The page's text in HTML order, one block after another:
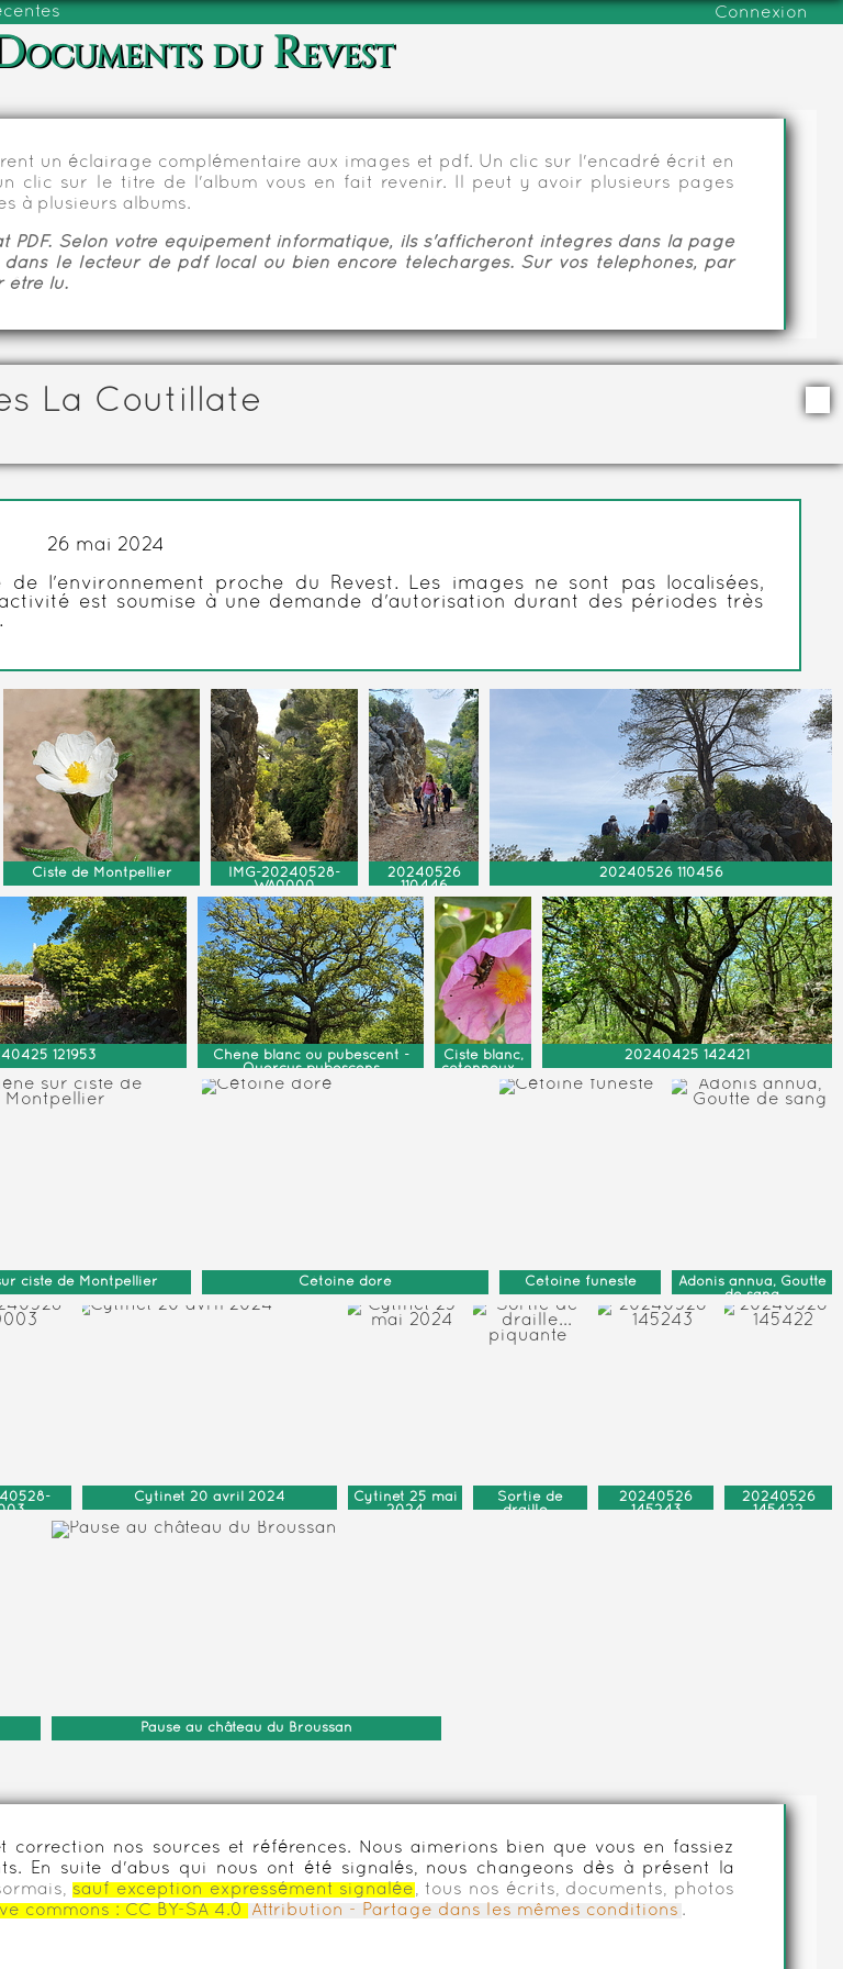
Connexion
du Revest
un éclairage complémentaire aux images et pdf. Un clic sur l'encadré écrit en
clic sur le titre de l'album vous en fait revenir. Il peut y avoir plusieurs pages
à plusieurs albums.
Selon votre équipement informatique, ils s'afficheront intégrés dans la page
le lecteur de pdf local ou bien encore téléchargés. Sur vos téléphones, par
être lu.
La Coutillate
26 mai 2024
l'environnement proche du Revest. Les images ne sont pas localisées,
est soumise à une demande d'autorisation durant des périodes très
Ciste de Montpellier
IMG-20240528-
WA0000
20240526
110446
20240526 110456
121953
Chêne blanc ou pubescent -
Quercus pubescens
Ciste blanc,
cotonneux...
20240425 142421
ciste de Montpellier Cétoine doré Cétoine funeste
Adonis annua, Goutte
de sang
Cytinet 20 avril 2024
Cytinet 25 mai
2024
Sortie de
draille...
20240526
145243
20240526
145422
Pause au château du Broussan
nos sources et références. Nous aimerions bien que vous en fassiez
En suite d'abus qui nous ont été signalés, nous changeons dès à présent la
sauf exception expressément signalée , tous nos écrits, documents, photos
commons : CC BY-SA 4.0 Attribution - Partage dans les mêmes conditions .